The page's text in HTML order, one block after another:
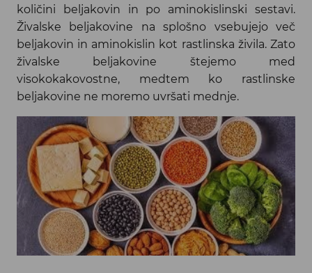
količini beljakovin in po aminokislinski sestavi.
Živalske beljakovine na splošno vsebujejo več
beljakovin in aminokislin kot rastlinska živila. Zato
živalske beljakovine štejemo med
visokokakovostne, medtem ko rastlinske
beljakovine ne moremo uvršati mednje.